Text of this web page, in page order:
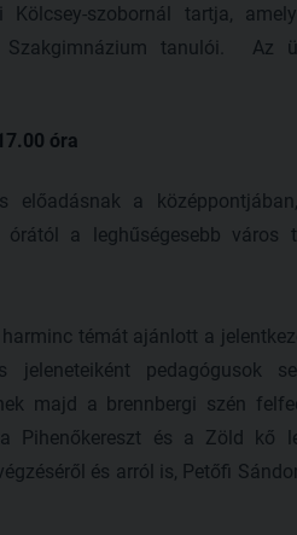
szobornál tartja,
Szakgimnázium tanulói. Az
óra
előadásnak a
a leghűségesebb város
témát ajánlott a
pedagógusok
majd a brennbergi szén
Pihenőkereszt és a Zöld kő
és arról is, Petőfi